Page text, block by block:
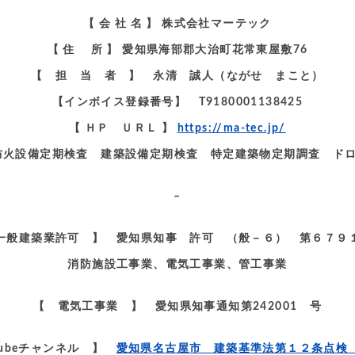
【 会 社 名 】 株式会社マーテック
【 住 所 】 愛知県海部郡大治町花常東屋敷76
【 担 当 者 】 永清 誠人（ながせ まこと）
【インボイス登録番号】 T9180001138425
【 ＨＰ ＵＲＬ 】 https://ma-tec.jp/
火設備定期検査 建築設備定期検査 特定建築物定期調査 ド
–
般建築業許可 】 愛知県知事 許可 （般－６） 第６７９
消防施設工事業、電気工事業、管工事業
【 電気工事業 】 愛知県知事通知第242001 号
チャンネル 】 愛知県名古屋市 建築基準法第１２条点